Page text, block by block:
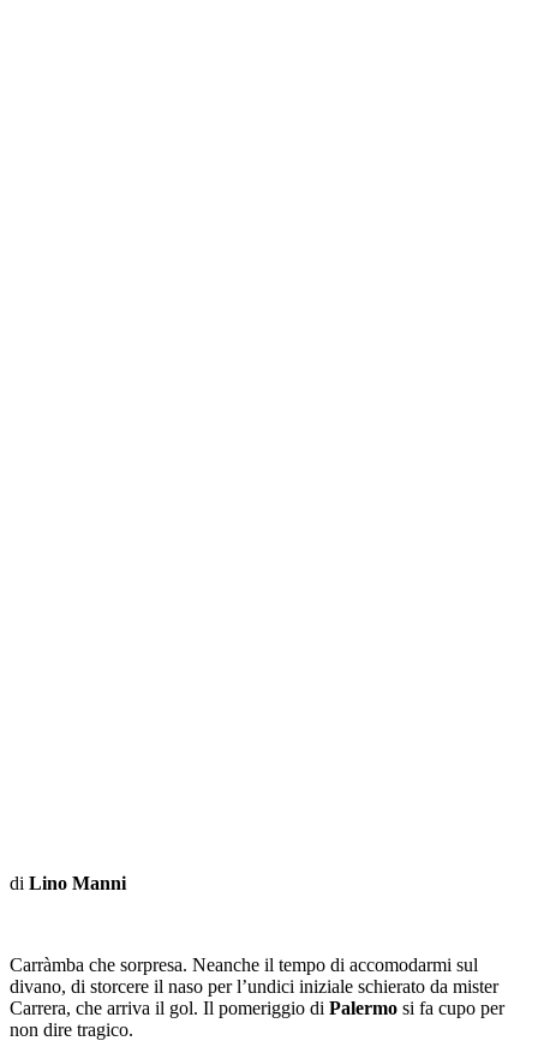
di Lino Manni
Carràmba che sorpresa. Neanche il tempo di accomodarmi sul
divano, di storcere il naso per l’undici iniziale schierato da mister
Carrera, che arriva il gol. Il pomeriggio di Palermo si fa cupo per
non dire tragico.